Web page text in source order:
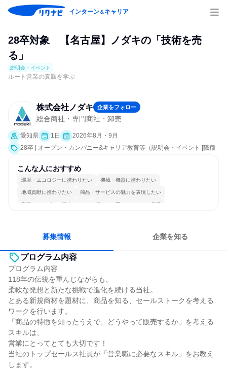
インターン＆キャリア
28卒対象 【名古屋】ノダキの「技術を売
る」
説明会・イベント
ルート営業の真髄を学ぶ
株式会社ノダキ 企業をフォロー
総合商社・専門商社・卸売
愛知県 1日
2026年8月・9月
28卒 | オープン・カンパニー&キャリア教育等（説明会・イベント [職種
こんな人におすすめ
環境・エコロジーに携わりたい 機械・機器に携わりたい
地域貢献に携わりたい 商品・サービスの魅力を表現したい
商品・サービスを販売したい 穏やかで互いのペースを尊重
募集情報 企業を知る
プログラム内容
プログラム内容
118年の伝統を重んじながらも、
柔軟な発想と新たな挑戦で進化を続ける当社。
とある新規商材を題材に、商品を知る、セールストークを考える
ワークを行います。
「商品の特徴を知ったうえで、どうやって販売するか」を考える
スキルは、
営業にとってとても大切です！
当社のトップセールス社員が「営業職に必要なスキル」をお教え
します。